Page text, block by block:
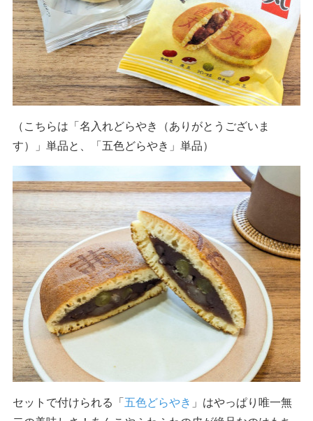
（こちらは「名入れどらやき（ありがとうございま
す）」単品と、「五色どらやき」単品）
セットで付けられる「五色どらやき 」はやっぱり唯一無